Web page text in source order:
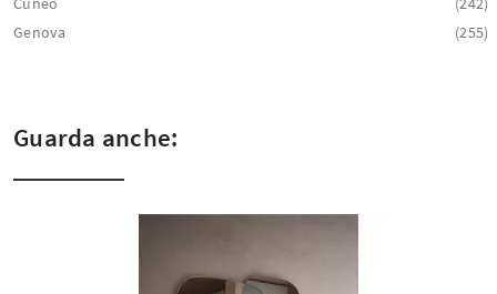
Genova
255
Guarda anche: